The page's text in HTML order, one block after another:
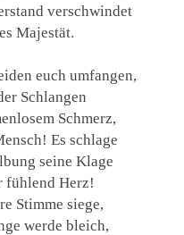
verschwindet
Majestät.
euch umfangen,
Schlangen
Schmerz,
Es schlage
seine Klage
fühlend Herz!
Stimme siege,
werde bleich,